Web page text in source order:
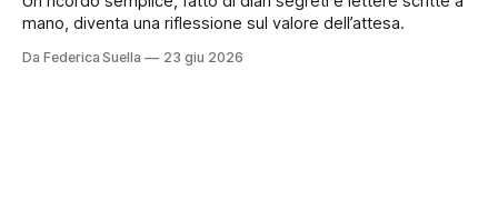
mano, diventa una riflessione sul valore dell’attesa.
Da Federica Suella 23 giu 2026